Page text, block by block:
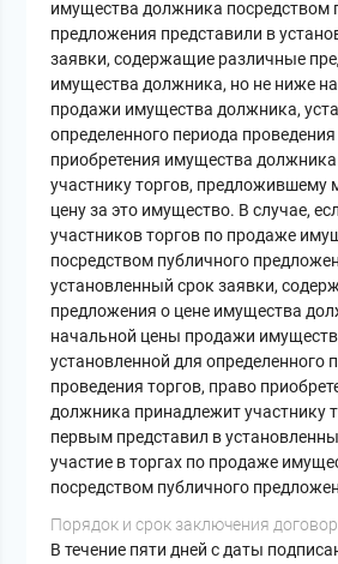
имущества должника посредством
предложения представили в
заявки, содержащие различные
имущества должника, но не ниже
продажи имущества должника,
определенного периода
приобретения имущества
участнику торгов,
цену за это имущество. В случае,
участников торгов по продаже
посредством публичного
установленный срок заявки,
предложения о цене имущества
начальной цены продажи
установленной для определенного
проведения торгов, право
должника принадлежит участнику
первым представил в
участие в торгах по продаже
посредством публичного
Порядок и срок заключения
В течение пяти дней с даты